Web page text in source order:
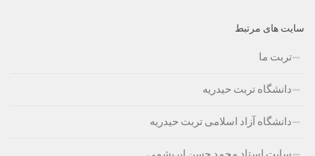
سایت های مرتبط
تربت ما
دانشگاه تربت حیدریه
دانشگاه آزاد اسلامی تربت حیدریه